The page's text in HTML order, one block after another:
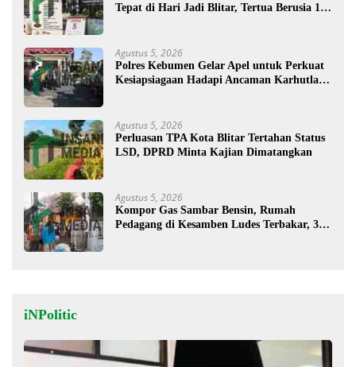
Tepat di Hari Jadi Blitar, Tertua Berusia 108
Agustus 5, 2026
Polres Kebumen Gelar Apel untuk Perkuat
Kesiapsiagaan Hadapi Ancaman Karhutla di
Agustus 5, 2026
Perluasan TPA Kota Blitar Tertahan Status
LSD, DPRD Minta Kajian Dimatangkan
Agustus 5, 2026
Kompor Gas Sambar Bensin, Rumah
Pedagang di Kesamben Ludes Terbakar, 3
iNPolitic